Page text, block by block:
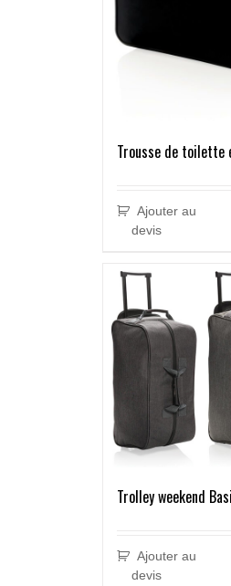
Trousse de toilette
Ajouter au
devis
Trolley weekend
Ajouter au
devis